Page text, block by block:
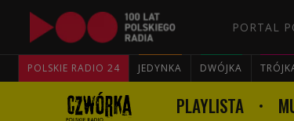
PORTAL
POLSKIE RADIO 24 JEDYNKA DWÓJKA
PLAYLISTA